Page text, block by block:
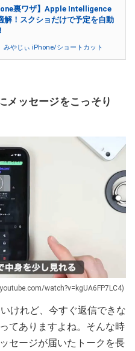
裏ワザ】Apple Intelligence
解！スクショだけで予定を自動
みやじぃ iPhone/ショートカット
メッセージをこっそり
watch?v=kgUA6FP7LC4)
けれど、今すぐ返信できな
てありますよね。そんな時
セージが届いたトークを長